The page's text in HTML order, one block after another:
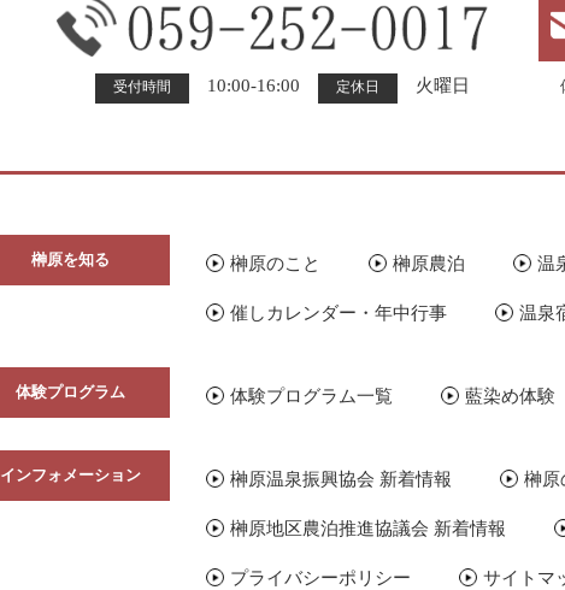
受付時間 10:00-16:00 定休日 火曜日
榊原を知る 榊原のこと 榊原農泊 温
催しカレンダー・年中行事 温泉
体験プログラム 体験プログラム一覧 藍染め体験
インフォメーション 榊原温泉振興協会 新着情報 榊原
榊原地区農泊推進協議会 新着情報
プライバシーポリシー サイトマ